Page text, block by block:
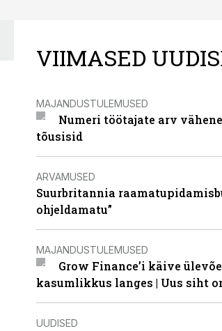
VIIMASED
MAJANDUSTULEMUSED
Numeri töötajate arv
tõusisid
ARVAMUSED
Suurbritannia
ohjeldamatu”
MAJANDUSTULEMUSED
Grow Finance’i käive
kasumlikkus langes | Uus siht
UUDISED